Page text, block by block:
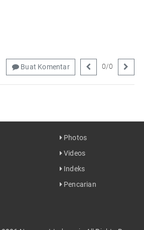
Buat Komentar 0/0
Photos
Videos
Indeks
Pencarian